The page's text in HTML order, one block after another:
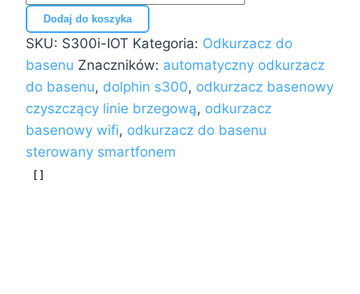
ODKURZACZ
DO
BASENU
AUTOMATYCZNY
DOLPHIN
S300i
Dodaj do koszyka
SKU: S300i-IOT Kategoria: Odkurzacz do
basenu Znaczników: automatyczny odkurzacz
do basenu, dolphin s300, odkurzacz basenowy
czyszczący linie brzegową, odkurzacz
basenowy wifi, odkurzacz do basenu
sterowany smartfonem